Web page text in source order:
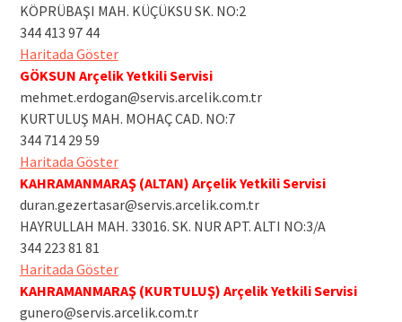
KÖPRÜBAŞI MAH. KÜÇÜKSU SK. NO:2
344 413 97 44
Haritada Göster
GÖKSUN Arçelik Yetkili Servisi
mehmet.erdogan@servis.arcelik.com.tr
KURTULUŞ MAH. MOHAÇ CAD. NO:7
344 714 29 59
Haritada Göster
KAHRAMANMARAŞ (ALTAN) Arçelik Yetkili Servisi
duran.gezertasar@servis.arcelik.com.tr
HAYRULLAH MAH. 33016. SK. NUR APT. ALTI NO:3/A
344 223 81 81
Haritada Göster
KAHRAMANMARAŞ (KURTULUŞ) Arçelik Yetkili Servisi
gunero@servis.arcelik.com.tr